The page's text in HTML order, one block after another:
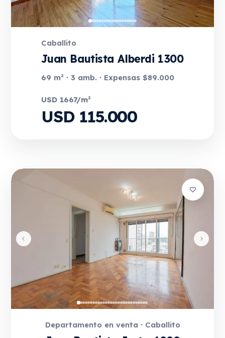
Caballito
Juan Bautista Alberdi 1300
69 m² · 3 amb. · Expensas $89.000
USD 1667/m²
USD 115.000
Departamento en venta · Caballito